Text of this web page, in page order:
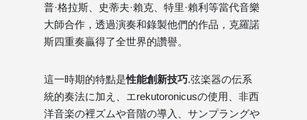
普·格拉斯、史蒂夫·賴克、特里·賴利等當代音樂
大師合作，透過演奏和錄製他們的作品，克羅諾
斯四重奏贏得了全世界的讚譽。
這一時期的特點是性能創新技巧.弦楽器の伝系
統的奏法に加え、エrekutoronicusの使用、非西
洋音楽の裡ズムや音階の導入、サンプラングや